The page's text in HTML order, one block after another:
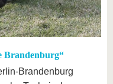
Brandenburg“
Brandenburg